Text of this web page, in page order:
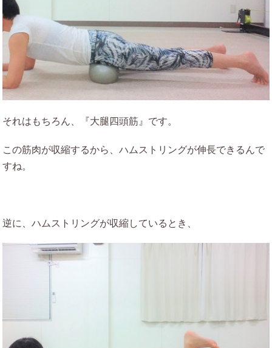
それはもちろん、『大腿四頭筋』です。
この筋肉が収縮するから、ハムストリングが伸長できるんで
すね。
逆に、ハムストリングが収縮しているとき、